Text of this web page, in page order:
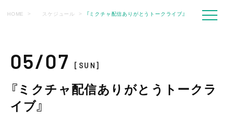
HOME スケジュール 『ミクチャ配信ありがとうトークライブ』
05/07[SUN]
『ミクチャ配信ありがとうトークラ
イブ』